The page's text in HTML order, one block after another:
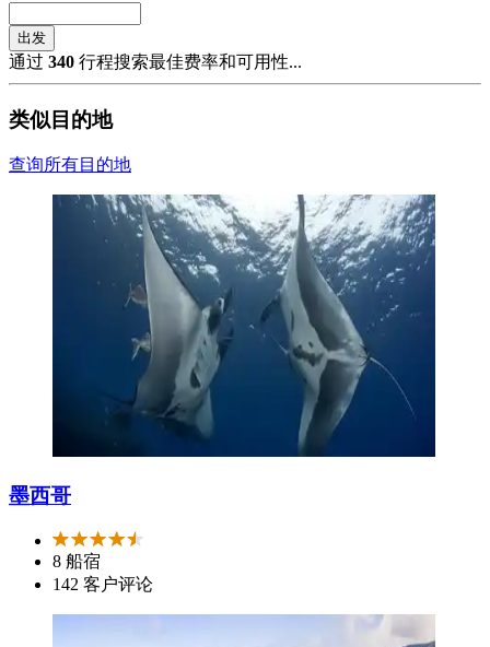
出发
通过 340 行程搜索最佳费率和可用性...
类似目的地
查询所有目的地
墨西哥
8 船宿
142 客户评论